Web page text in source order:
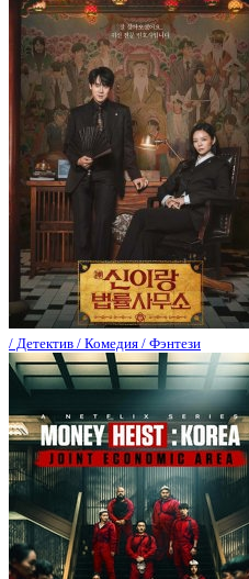
/ Детектив / Комедия / Фэнтези